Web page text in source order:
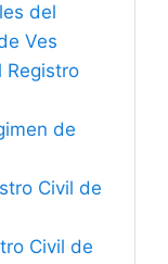
del
Ves
Registro
de
Civil de
Civil de